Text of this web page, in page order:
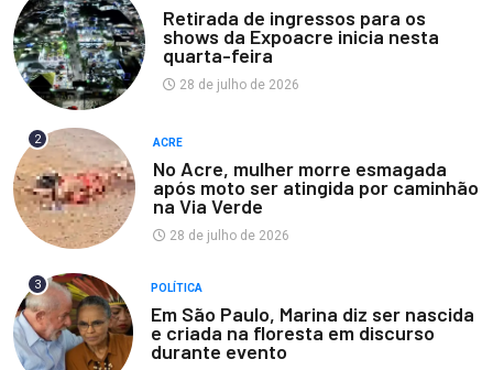
Retirada de ingressos para os
shows da Expoacre inicia nesta
quarta-feira
28 de julho de 2026
2 ACRE
No Acre, mulher morre esmagada
após moto ser atingida por caminhão
na Via Verde
28 de julho de 2026
3 POLÍTICA
Em São Paulo, Marina diz ser nascida
e criada na floresta em discurso
durante evento